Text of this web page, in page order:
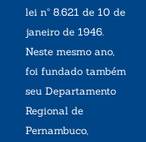
lei nº 8.621 de 10 de
janeiro de 1946.
Neste mesmo ano,
foi fundado também
seu Departamento
Regional de
Pernambuco,